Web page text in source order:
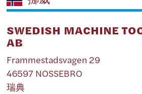
SWEDISH MACHINE
AB
Frammestadsvagen 29
46597 NOSSEBRO
瑞典